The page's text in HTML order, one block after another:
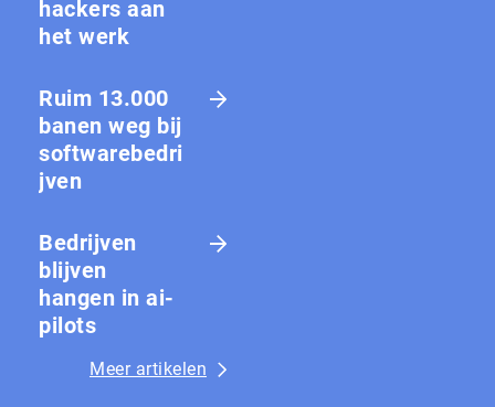
hackers aan
het werk
Ruim 13.000
banen weg bij
softwarebedri
jven
Bedrijven
blijven
hangen in ai-
pilots
Meer artikelen